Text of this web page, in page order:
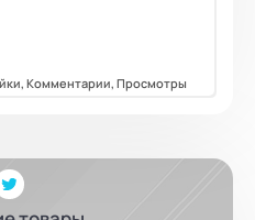
Комментарии, Просмотры